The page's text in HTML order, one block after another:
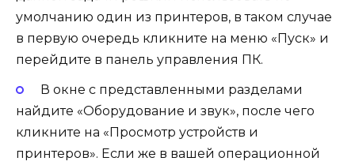
умолчанию один из принтеров, в таком случае
в первую очередь кликните на меню «Пуск» и
перейдите в панель управления ПК.
В окне с представленными разделами
найдите «Оборудование и звук», после чего
кликните на «Просмотр устройств и
принтеров». Если же в вашей операционной